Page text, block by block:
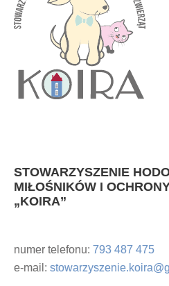
STOWARZYSZENIE
MIŁOŚNIKÓW I
„KOIRA”
numer telefonu: 793 487 475
e-mail: